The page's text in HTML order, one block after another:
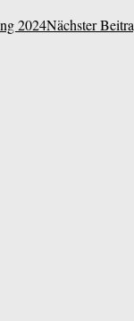
2024Nächster
e.V.